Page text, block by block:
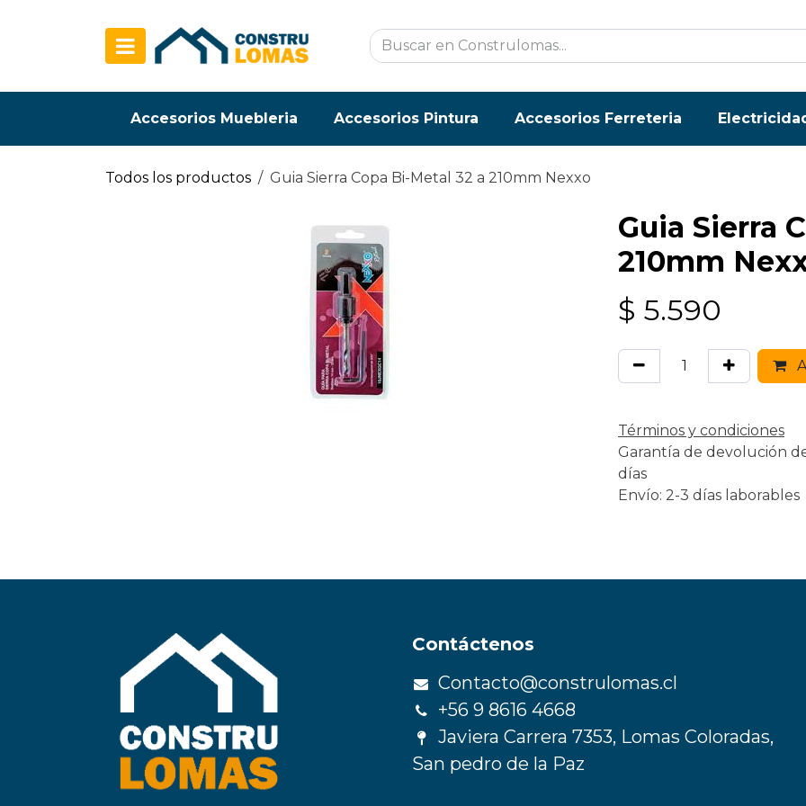
Accesorios Muebleria Accesorios Pintura Accesorios Ferreteria
Todos los productos Guia Sierra Copa Bi-Metal 32 a 210mm Nexxo
Guia Sierra
210mm
$ 5.590
Términos y condiciones
Garantía de devolución
días
Envío: 2-3 días laborables
Contáctenos
Contacto@construlomas.cl
+56 9 8616 4668
Javiera Carrera 7353, Lomas Coloradas,
San pedro de la Paz